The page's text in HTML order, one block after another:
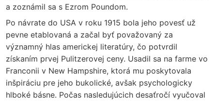
a zoznámil sa s Ezrom Poundom.
Po návrate do USA v roku 1915 bola jeho povesť už
pevne etablovaná a začal byť považovaný za
významný hlas americkej literatúry, čo potvrdil
získaním prvej Pulitzerovej ceny. Usadil sa na farme vo
Franconii v New Hampshire, ktorá mu poskytovala
inšpiráciu pre jeho bukolické, avšak psychologicky
hlboké básne. Počas nasledujúcich desaťročí vyučoval